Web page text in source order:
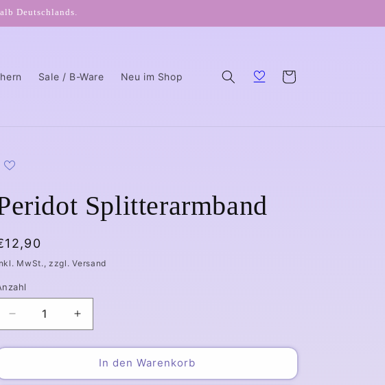
Deutschlands.
Sale / B-Ware Neu im Shop Warenkorb
Splitterarmband
MwSt., zzgl. Versand
Verringere
die
Menge
Peridot
Erhöhe
die
Menge
Peridot
In den Warenkorb